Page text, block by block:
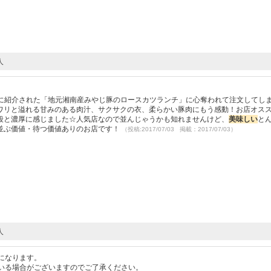
介された「地元湘南産みやじ豚のロースカツランチ」に心奪われて注文してし
と溢れる甘みのある肉汁、サクサクの衣、柔らかい豚肉にもう感動！お店オス
濃厚に感じました☆人気店なので並んじゃうかも知れませんけど、 美味しいと
価値・待つ価値ありのお店です！
（投稿:2017/07/03 掲載：2017/07/03）
ります。
場合がございますのでご了承ください。